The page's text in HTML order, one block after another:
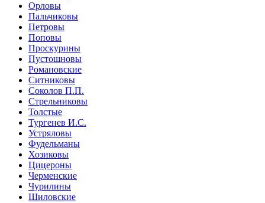
Орловы
Пальчиковы
Петровы
Поповы
Проскурины
Пустошновы
Романовские
Ситниковы
Соколов П.П.
Стрельниковы
Толстые
Тургенев И.С.
Устряловы
Фудельманы
Хозиковы
Цицероны
Черменские
Чурилины
Шиловские